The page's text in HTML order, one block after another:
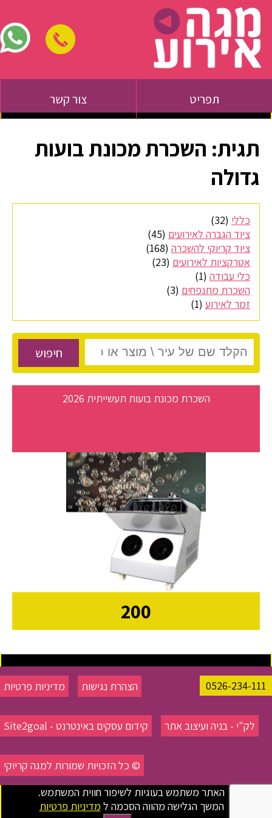
תפריט צור קשר
תגית: השכרת מכונת בועות
גדולה
כללי (32)
ציוד הגברה לאירועים (45)
ציוד קריוקי להשכרה (168)
אטרקציות לאירועים (23)
כלי עבודה (1)
השכרת מתנפחים (3)
זמר לאירוע (1)
חיפוש
השכרת מכונת בועות תעשייתית 2026
200
0526-234-111 מדיניות פרטיות הצהרת נגישות
קידום עסקים באינטרנט - Site2goal לק"י - בניה ועיצוב אתר
© כל הזכויות שמורות למגה קריוקי
האתר משתמש בעוגיות לשיפור חווית המשתמש.
המשך הגלישה מהווה הסכמה ל מדיניות פרטיות